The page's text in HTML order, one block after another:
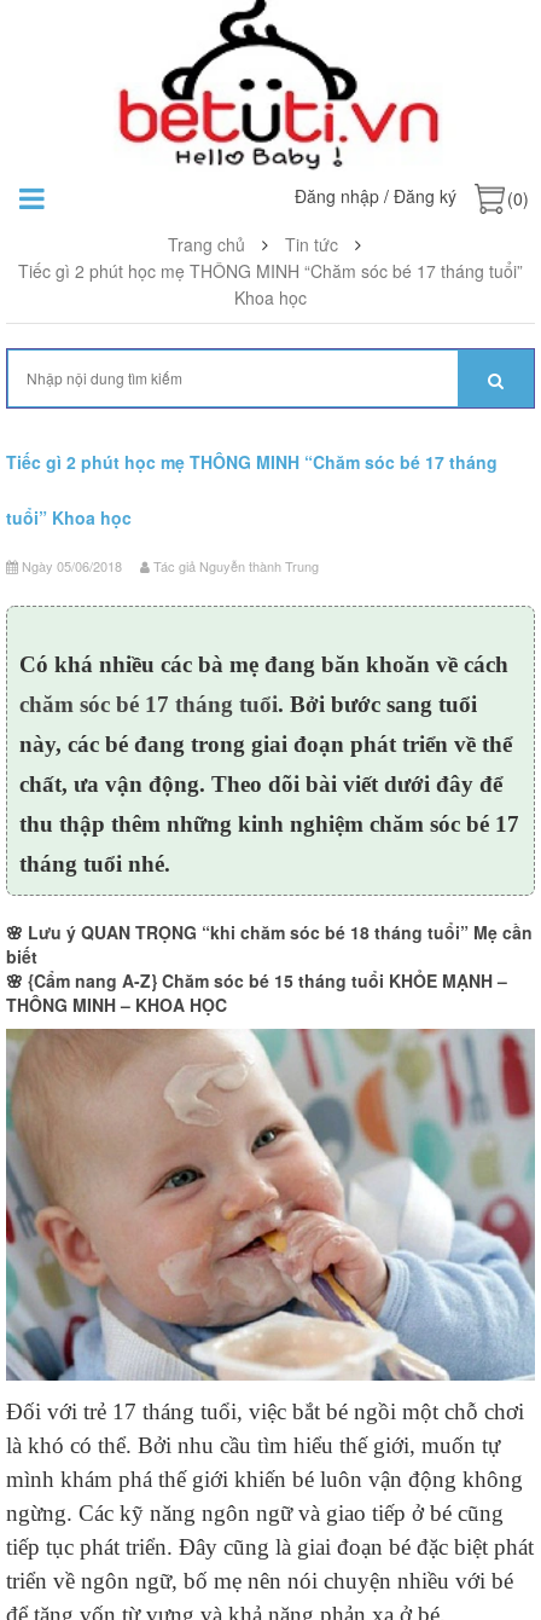
Đăng nhập / Đăng ký
(0)
Trang chủ
Tin tức
Tiếc gì 2 phút học mẹ THÔNG MINH “Chăm sóc bé 17 tháng tuổi”
Khoa học
Tiếc gì 2 phút học mẹ THÔNG MINH “Chăm sóc bé 17 tháng
tuổi” Khoa học
Ngày 05/06/2018 Tác giả Nguyễn thành Trung
Có khá nhiều các bà mẹ đang băn khoăn về cách
chăm sóc bé 17 tháng tuổi. Bởi bước sang tuổi
này, các bé đang trong giai đoạn phát triển về thể
chất, ưa vận động. Theo dõi bài viết dưới đây để
thu thập thêm những kinh nghiệm chăm sóc bé 17
tháng tuổi nhé.
🌸 Lưu ý QUAN TRỌNG “khi chăm sóc bé 18 tháng tuổi” Mẹ cần
biết
🌸 {Cẩm nang A-Z} Chăm sóc bé 15 tháng tuổi KHỎE MẠNH –
THÔNG MINH – KHOA HỌC
Đối với trẻ 17 tháng tuổi, việc bắt bé ngồi một chỗ chơi
là khó có thể. Bởi nhu cầu tìm hiểu thế giới, muốn tự
mình khám phá thế giới khiến bé luôn vận động không
ngừng. Các kỹ năng ngôn ngữ và giao tiếp ở bé cũng
tiếp tục phát triển. Đây cũng là giai đoạn bé đặc biệt phát
triển về ngôn ngữ, bố mẹ nên nói chuyện nhiều với bé
để tăng vốn từ vựng và khả năng phản xạ ở bé.